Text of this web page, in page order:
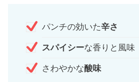
パンチの効いた辛さ
スパイシーな香りと風味
さわやかな酸味